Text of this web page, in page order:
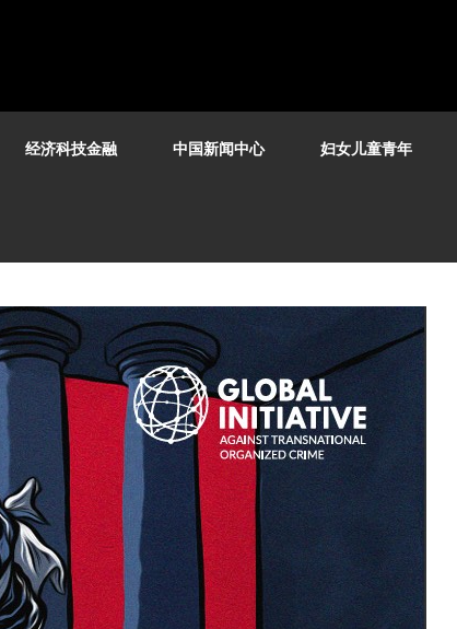
经济科技金融 中国新闻中心 妇女儿童青年